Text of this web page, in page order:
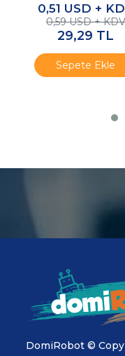
0,51 USD +
0,59 USD + KDV
29,29 TL
Sepete Ekle
DomiRobot ©